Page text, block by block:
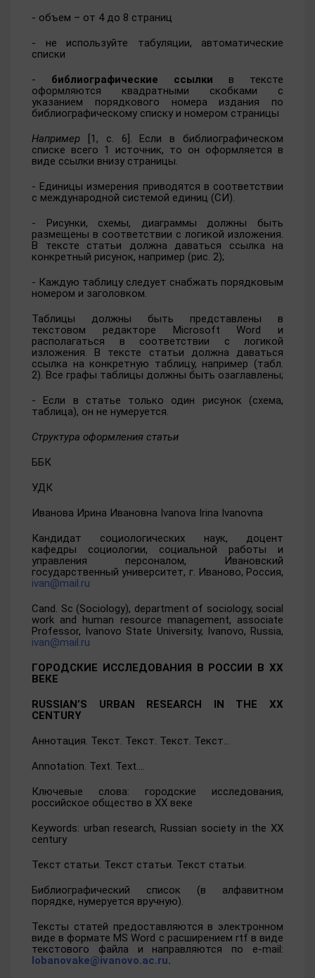
- объем – от 4 до 8 страниц
- не используйте табуляции, автоматические
списки
- библиографические ссылки в тексте
оформляются квадратными скобками с
указанием порядкового номера издания по
библиографическому списку и номером страницы
Например [1, с. 6]. Если в библиографическом
списке всего 1 источник, то он оформляется в
виде ссылки внизу страницы.
- Единицы измерения приводятся в соответствии
с международной системой единиц (СИ).
- Рисунки, схемы, диаграммы должны быть
размещены в соответствии с логикой изложения.
В тексте статьи должна даваться ссылка на
конкретный рисунок, например (рис. 2);
- Каждую таблицу следует снабжать порядковым
номером и заголовком.
Таблицы должны быть представлены в
текстовом редакторе Microsoft Word и
располагаться в соответствии с логикой
изложения. В тексте статьи должна даваться
ссылка на конкретную таблицу, например (табл.
2). Все графы таблицы должны быть озаглавлены;
- Если в статье только один рисунок (схема,
таблица), он не нумеруется.
Структура оформления статьи
ББК
УДК
Иванова Ирина Ивановна Ivanova Irina Ivanovna
Кандидат социологических наук, доцент
кафедры социологии, социальной работы и
управления персоналом, Ивановский
государственный университет, г. Иваново, Россия,
ivan@mail.ru
Cand. Sc (Sociology), department of sociology, social
work and human resource management, associate
Professor, Ivanovo State University, Ivanovo, Russia,
ivan@mail.ru
ГОРОДСКИЕ ИССЛЕДОВАНИЯ В РОССИИ В XX
ВЕКЕ
RUSSIAN’S URBAN RESEARCH IN THE XX
CENTURY
Аннотация Текст. Текст. Текст. Текст…
Annotation. Text. Text….
Ключевые слова: городские исследования,
российское общество в XX веке
Keywords: urban research, Russian society in the XX
century
Текст статьи Текст статьи. Текст статьи.
Библиографический список (в алфавитном
порядке, нумеруется вручную).
Тексты статей предоставляются в электронном
виде в формате MS Word с расширением rtf в виде
текстового файла и направляются по e-mail:
lobanovake@ivanovo.ac.ru.